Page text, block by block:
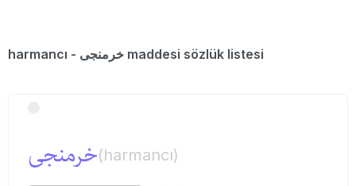
harmancı - خرمنجی maddesi sözlük listesi
خرمنجی(harmancı)